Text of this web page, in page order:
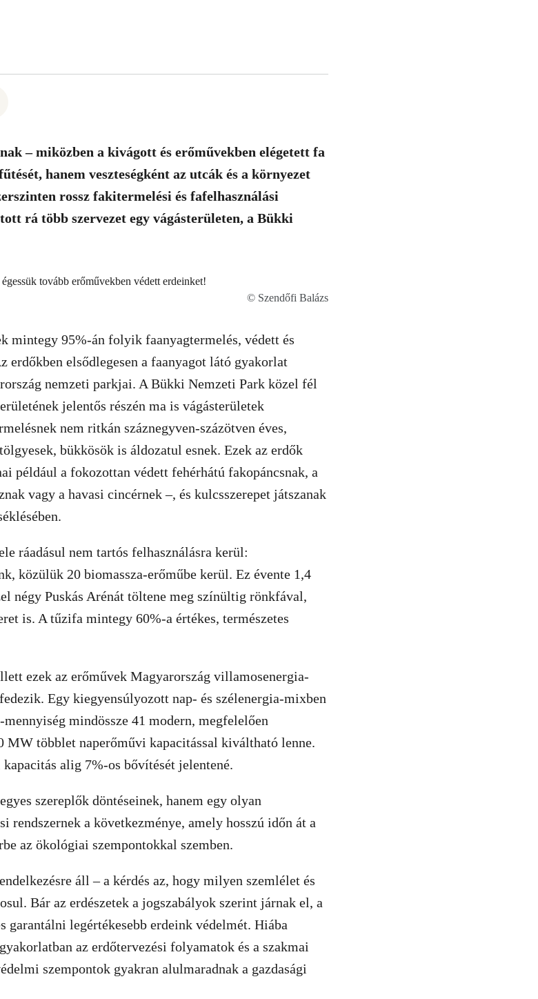
– miközben a kivágott és erőművekben elégetett fa
hanem veszteségként az utcák és a környezet
rossz fakitermelési és fafelhasználási
rá több szervezet egy vágásterületen, a Bükki
© Szendőfi Balázs
mintegy 95%-án folyik faanyagtermelés, védett és
erdőkben elsődlegesen a faanyagot látó gyakorlat
nemzeti parkjai. A Bükki Nemzeti Park közel fél
jelentős részén ma is vágásterületek
nem ritkán száznegyven-százötven éves,
bükkösök is áldozatul esnek. Ezek az erdők
például a fokozottan védett fehérhátú fakopáncsnak, a
vagy a havasi cincérnek –, és kulcsszerepet játszanak
ráadásul nem tartós felhasználásra kerül:
közülük 20 biomassza-erőműbe kerül. Ez évente 1,4
négy Puskás Arénát töltene meg színültig rönkfával,
is. A tűzifa mintegy 60%-a értékes, természetes
ezek az erőművek Magyarország villamosenergia-
Egy kiegyensúlyozott nap- és szélenergia-mixben
mindössze 41 modern, megfelelően
MW többlet naperőművi kapacitással kiváltható lenne.
alig 7%-os bővítését jelentené.
szereplők döntéseinek, hanem egy olyan
rendszernek a következménye, amely hosszú időn át a
az ökológiai szempontokkal szemben.
áll – a kérdés az, hogy milyen szemlélet és
Bár az erdészetek a jogszabályok szerint járnak el, a
garantálni legértékesebb erdeink védelmét. Hiába
az erdőtervezési folyamatok és a szakmai
szempontok gyakran alulmaradnak a gazdasági